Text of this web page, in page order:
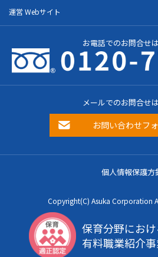
運営 Webサイト
お電話でのお問合せ
メールでのお問合せ
お問い合わせフ
個人情報保護方
Copyright(C) Asuka Corporation
保育分野にお
有料職業紹介